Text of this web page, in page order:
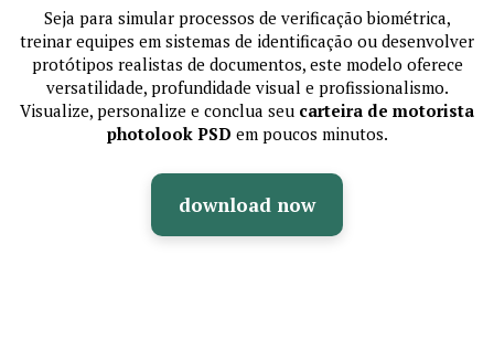
Seja para simular processos de verificação biométrica,
treinar equipes em sistemas de identificação ou desenvolver
protótipos realistas de documentos, este modelo oferece
versatilidade, profundidade visual e profissionalismo.
Visualize, personalize e conclua seu carteira de motorista
photolook PSD em poucos minutos.
download now